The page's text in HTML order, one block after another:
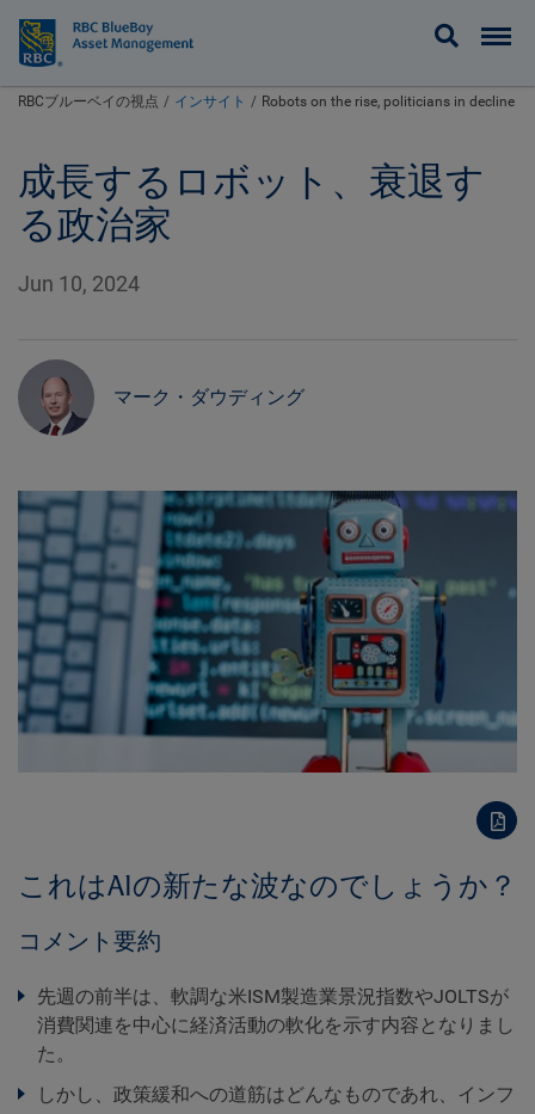
BlueBay
RBCブルーベイの視点 インサイト Robots on the rise, politicians in decline
成長するロボット、衰退す
る政治家
Jun 10, 2024
マーク・ダウディング
これはAIの新たな波なのでしょうか？
コメント要約
先週の前半は、軟調な米ISM製造業景況指数やJOLTSが
消費関連を中心に経済活動の軟化を示す内容となりまし
た。
しかし、政策緩和への道筋はどんなものであれ、インフ